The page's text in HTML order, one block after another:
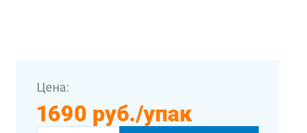
Цена:
1690 руб./упак